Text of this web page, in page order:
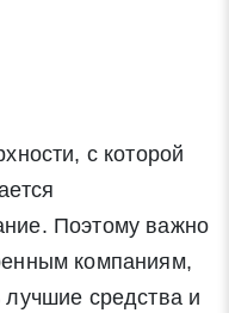
с которой
Поэтому важно
компаниям,
лучшие средства и
Вы даете согласие
в соответствии со
e-mail или СМС